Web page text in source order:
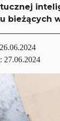
bieżących
26.06.2024
27.06.2024